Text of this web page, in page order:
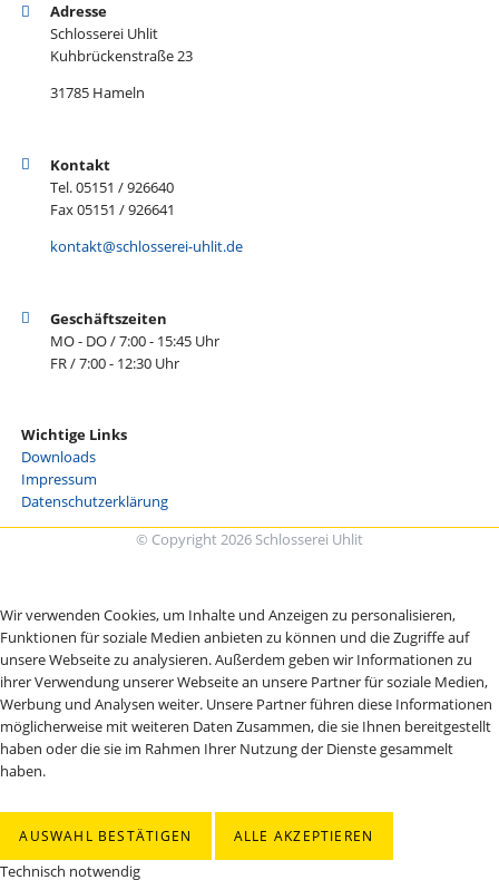
Adresse
Schlosserei Uhlit
Kuhbrückenstraße 23
31785 Hameln
Kontakt
Tel. 05151 / 926640
Fax 05151 / 926641
kontakt@schlosserei-uhlit.de
Geschäftszeiten
MO - DO / 7:00 - 15:45 Uhr
FR / 7:00 - 12:30 Uhr
Wichtige Links
Downloads
Impressum
Datenschutzerklärung
© Copyright 2026 Schlosserei Uhlit
Wir verwenden Cookies, um Inhalte und Anzeigen zu personalisieren,
Funktionen für soziale Medien anbieten zu können und die Zugriffe auf
unsere Webseite zu analysieren. Außerdem geben wir Informationen zu
ihrer Verwendung unserer Webseite an unsere Partner für soziale Medien,
Werbung und Analysen weiter. Unsere Partner führen diese Informationen
möglicherweise mit weiteren Daten Zusammen, die sie Ihnen bereitgestellt
haben oder die sie im Rahmen Ihrer Nutzung der Dienste gesammelt
haben.
AUSWAHL BESTÄTIGEN ALLE AKZEPTIEREN
Technisch notwendig